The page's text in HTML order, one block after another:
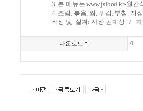
3. 본 메뉴는 www.jsfood.kr-월
4. 조림, 볶음, 찜, 튀김, 부침, 지
작성 및 설계: 사장 김재성 /
다운로드수 0